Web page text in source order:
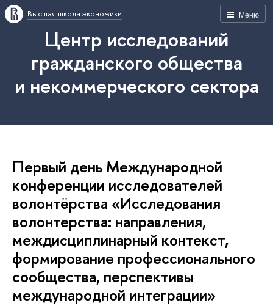
Меню
Высшая школа экономики
Центр исследований
гражданского общества
и некоммерческого сектора
Первый день Международной
конференции исследователей
волонтёрства «Исследования
волонтерства: направления,
междисциплинарный контекст,
формирование профессионального
сообщества, перспективы
международной интеграции»